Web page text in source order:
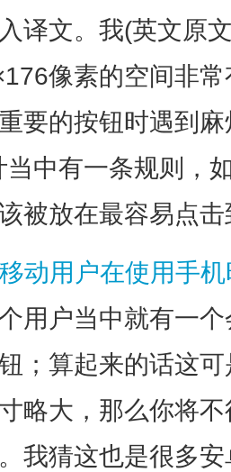
译文。我(英文原
像素的空间非
要的按钮时遇到
当中有一条规则，
被放在最容易点
动用户在使用手
用户当中就有一
；算起来的话这
略大，那么你将
我猜这也是很多